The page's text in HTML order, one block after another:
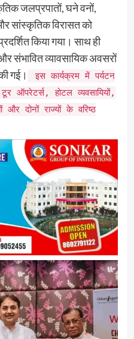
जलप्रपातों, घने वनों,
सांस्कृतिक विरासत को
किया गया। साथ ही
संभावित व्यावसायिक अवसरों
गई।
इस कार्यक्रम में पर्यटन
ऑपरेटर्स, होटल व्यवसायियों,
और दोनों राज्यों के वरिष्ठ